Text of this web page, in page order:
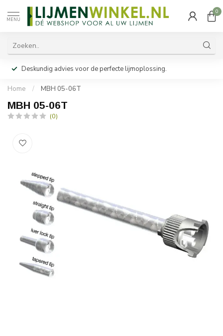
MENU
0
Deskundig advies voor de perfecte lijmoplossing.
Home / MBH 05-06T
MBH 05-06T
(0)